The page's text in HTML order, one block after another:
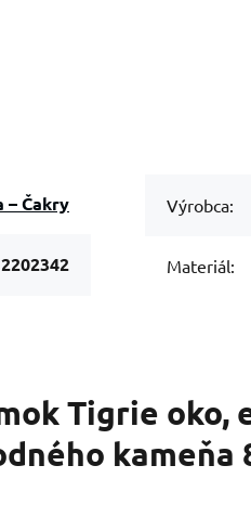
EK Múza – Čakry
2202342
Výrobca:
Materiál:
Tigrie oko,
kameňa